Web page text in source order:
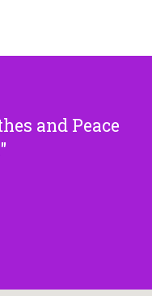
and Peace